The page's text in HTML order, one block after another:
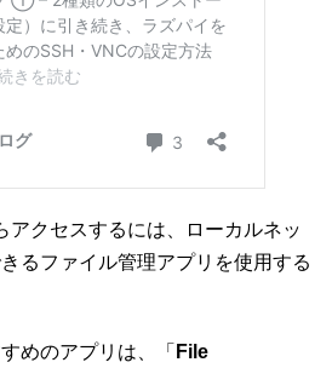
アクセスするには、ローカルネッ
るファイル管理アプリを使用する
めのアプリは、「 File